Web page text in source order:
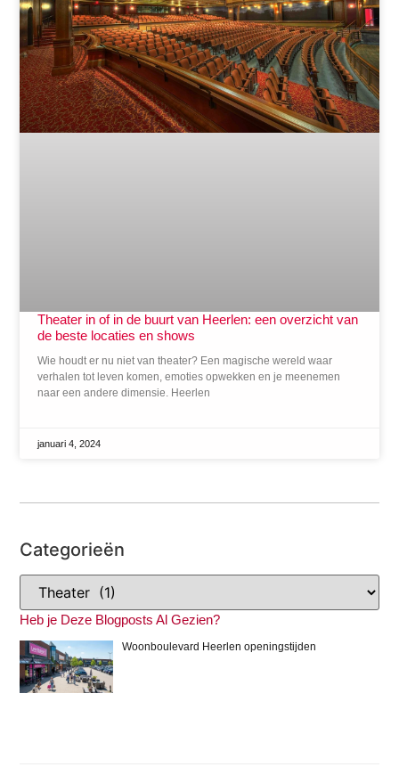
Categorieën
Heb je Deze Blogposts Al Gezien?
Woonboulevard Heerlen openingstijden
Theater in of in de buurt van Heerlen: een overzicht van
de beste locaties en shows
Wie houdt er nu niet van theater? Een magische wereld waar
verhalen tot leven komen, emoties opwekken en je meenemen
naar een andere dimensie. Heerlen
januari 4, 2024